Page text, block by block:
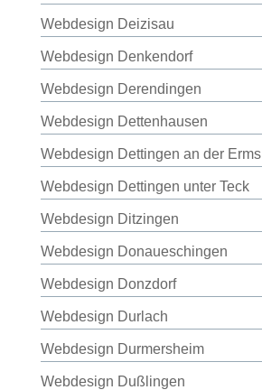
Webdesign Deizisau
Webdesign Denkendorf
Webdesign Derendingen
Webdesign Dettenhausen
Webdesign Dettingen an der Erms
Webdesign Dettingen unter Teck
Webdesign Ditzingen
Webdesign Donaueschingen
Webdesign Donzdorf
Webdesign Durlach
Webdesign Durmersheim
Webdesign Dußlingen